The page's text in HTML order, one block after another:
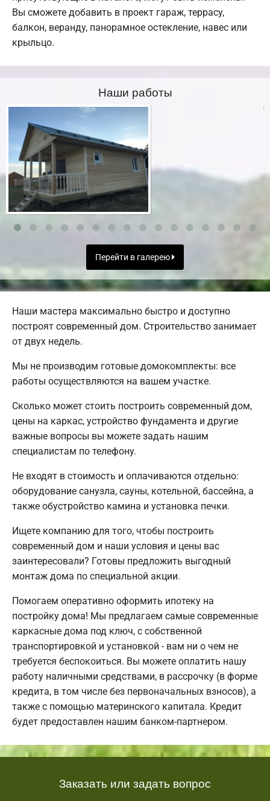
Вы сможете добавить в проект гараж, террасу,
балкон, веранду, панорамное остекление, навес или
крыльцо.
Наши работы
Перейти в галерею
Наши мастера максимально быстро и доступно
построят современный дом. Строительство занимает
от двух недель.
Мы не производим готовые домокомплекты: все
работы осуществляются на вашем участке.
Сколько может стоить построить современный дом,
цены на каркас, устройство фундамента и другие
важные вопросы вы можете задать нашим
специалистам по телефону.
Не входят в стоимость и оплачиваются отдельно:
оборудование санузла, сауны, котельной, бассейна, а
также обустройство камина и установка печки.
Ищете компанию для того, чтобы построить
современный дом и наши условия и цены вас
заинтересовали? Готовы предложить выгодный
монтаж дома по специальной акции.
Помогаем оперативно оформить ипотеку на
постройку дома! Мы предлагаем самые современные
каркасные дома под ключ, с собственной
транспортировкой и установкой - вам ни о чем не
требуется беспокоиться. Вы можете оплатить нашу
работу наличными средствами, в рассрочку (в форме
кредита, в том числе без первоначальных взносов), а
также с помощью материнского капитала. Кредит
будет предоставлен нашим банком-партнером.
Заказать или задать вопрос